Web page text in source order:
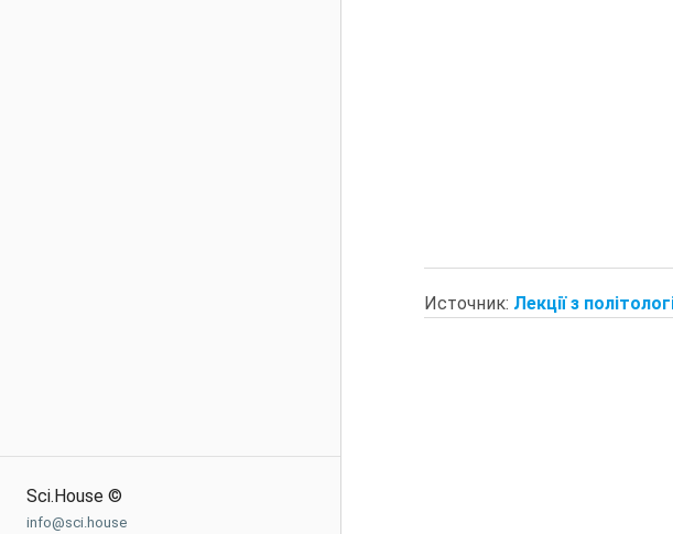
Sci.House ©
info@sci.house
Источник: Лекції з